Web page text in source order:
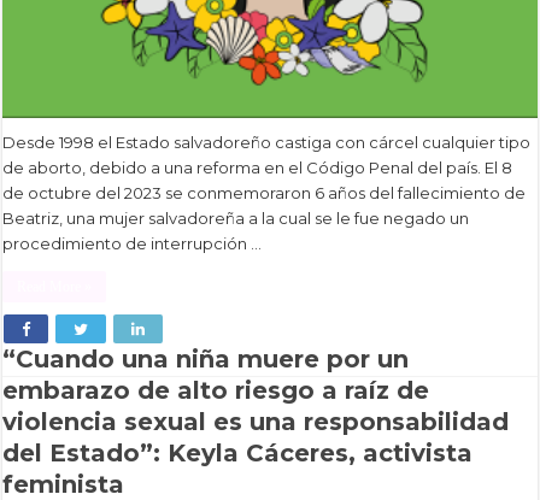
Desde 1998 el Estado salvadoreño castiga con cárcel cualquier tipo
de aborto, debido a una reforma en el Código Penal del país. El 8
de octubre del 2023 se conmemoraron 6 años del fallecimiento de
Beatriz, una mujer salvadoreña a la cual se le fue negado un
procedimiento de interrupción …
“Cuando una niña muere por un
embarazo de alto riesgo a raíz de
violencia sexual es una responsabilidad
del Estado”: Keyla Cáceres, activista
feminista